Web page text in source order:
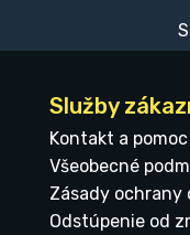
Služby
Kontakt a pomoc
Všeobecné
Zásady ochrany
Odstúpenie od